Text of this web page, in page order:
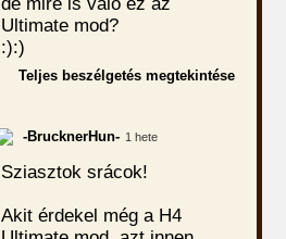
Ultimate mod?
:):)
Teljes beszélgetés megtekintése
-BrucknerHun- 1 hete
Sziasztok srácok!
Akit érdekel még a H4